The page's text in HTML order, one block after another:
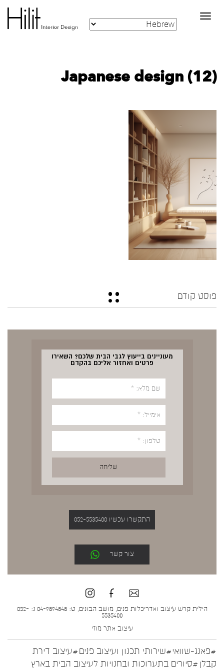
Toggle
navigation
Japanese design (12)
פוסט קודם
מעוניינים בייעוץ לגבי הבית שלכם? השאירו
פרטים ואחזור אליכם בהקדם
התקשרו עכשיו 052-5535400
צור קשר
הילית קרש עיצוב ואדריכלות פנים, מושב הבונים, ט: 04-9894848 נ: 052-
5535400
עיצוב אתר מוזי
#פאנג-שוואי#שירותי תכנון ועיצוב פנים#עיצוב דירת
קבלן #סיורים בתערוכות ובחנויות לעיצוב הבית בארץ